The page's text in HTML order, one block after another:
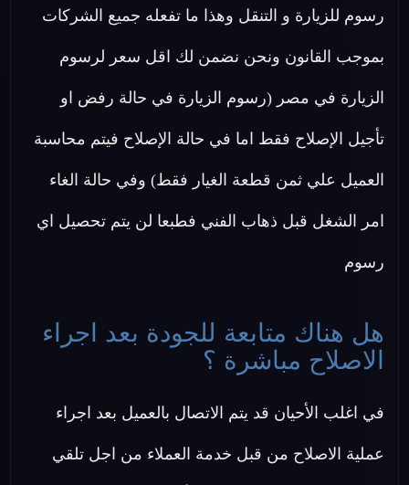
رسوم للزيارة و التنقل وهذا ما تفعله جميع الشركات
بموجب القانون ونحن نضمن لك اقل سعر لرسوم
الزيارة في مصر (رسوم الزيارة في حالة رفض او
تأجيل الإصلاح فقط اما في حالة الإصلاح فيتم محاسبة
العميل علي ثمن قطعة الغيار فقط) وفي حالة الغاء
امر الشغل قبل ذهاب الفني فطبعا لن يتم تحصيل اي
رسوم
هل هناك متابعة للجودة بعد اجراء
الاصلاح مباشرة ؟
في اغلب الأحيان قد يتم الاتصال بالعميل بعد اجراء
عملية الاصلاح من قبل خدمة العملاء من اجل تلقي